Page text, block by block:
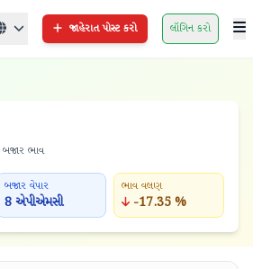
જાહેરાત પોસ્ટ કરો લૉગિન કરો
ભાવ
બજાર વેપાર
8 એપીએમસી
ભાવ વલણ
-17.35 %